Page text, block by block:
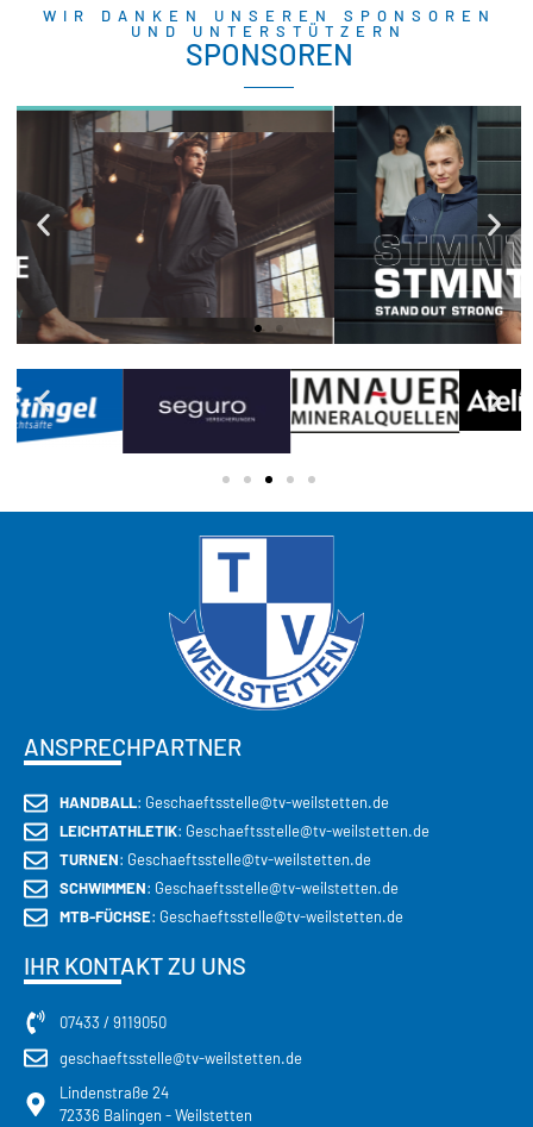
WIR DANKEN UNSEREN SPONSOREN
UND UNTERSTÜTZERN
SPONSOREN
JETZT ENTDECKEN
ANSPRECHPARTNER
HANDBALL: Geschaeftsstelle@tv-weilstetten.de
LEICHTATHLETIK: Geschaeftsstelle@tv-weilstetten.de
TURNEN: Geschaeftsstelle@tv-weilstetten.de
SCHWIMMEN: Geschaeftsstelle@tv-weilstetten.de
MTB-FÜCHSE: Geschaeftsstelle@tv-weilstetten.de
IHR KONTAKT ZU UNS
07433 / 9119050
geschaeftsstelle@tv-weilstetten.de
Lindenstraße 24
72336 Balingen - Weilstetten